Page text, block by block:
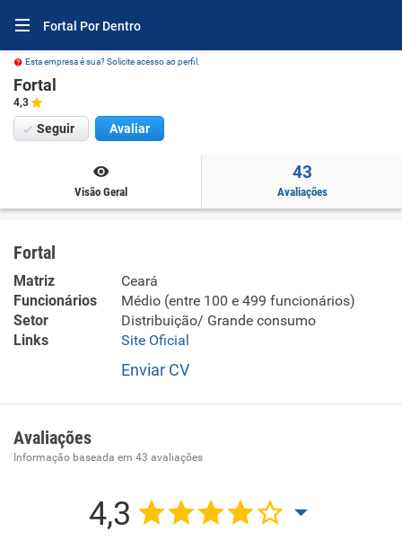
Fortal Por Dentro
Esta empresa é sua? Solicite acesso ao perfil.
Fortal
4,3
Seguir Avaliar
Visão Geral
43
Avaliações
Fortal
Matriz
Ceará
Funcionários
Médio (entre 100 e 499 funcionários)
Setor
Distribuição/ Grande consumo
Links
Site Oficial
Enviar CV
Comércio atacadista de cerveja, chope e refrigerante.
Avaliações
Informação baseada em 43 avaliações
4,3